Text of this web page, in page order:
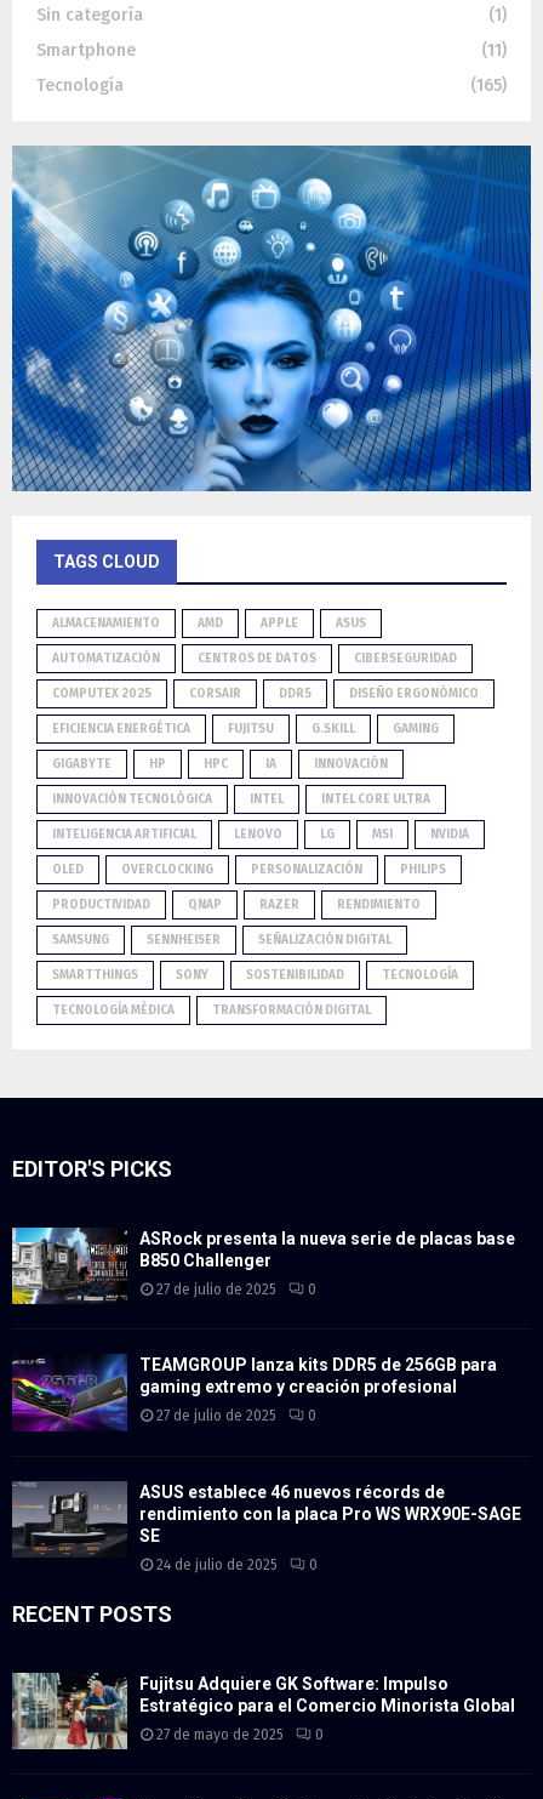
Sin categoría
(1)
Smartphone
(11)
Tecnología
(165)
TAGS CLOUD
ALMACENAMIENTO AMD APPLE ASUS
AUTOMATIZACIÓN CENTROS DE DATOS CIBERSEGURIDAD
COMPUTEX 2025 CORSAIR DDR5 DISEÑO ERGONÓMICO
EFICIENCIA ENERGÉTICA FUJITSU G.SKILL GAMING
GIGABYTE HP HPC IA INNOVACIÓN
INNOVACIÓN TECNOLÓGICA INTEL INTEL CORE ULTRA
INTELIGENCIA ARTIFICIAL LENOVO LG MSI NVIDIA
OLED OVERCLOCKING PERSONALIZACIÓN PHILIPS
PRODUCTIVIDAD QNAP RAZER RENDIMIENTO
SAMSUNG SENNHEISER SEÑALIZACIÓN DIGITAL
SMARTTHINGS SONY SOSTENIBILIDAD TECNOLOGÍA
TECNOLOGÍA MÉDICA TRANSFORMACIÓN DIGITAL
EDITOR'S PICKS
ASRock presenta la nueva serie de placas base
B850 Challenger
27 de julio de 2025 0
TEAMGROUP lanza kits DDR5 de 256GB para
gaming extremo y creación profesional
27 de julio de 2025 0
ASUS establece 46 nuevos récords de
rendimiento con la placa Pro WS WRX90E-SAGE
SE
24 de julio de 2025 0
RECENT POSTS
Fujitsu Adquiere GK Software: Impulso
Estratégico para el Comercio Minorista Global
27 de mayo de 2025 0